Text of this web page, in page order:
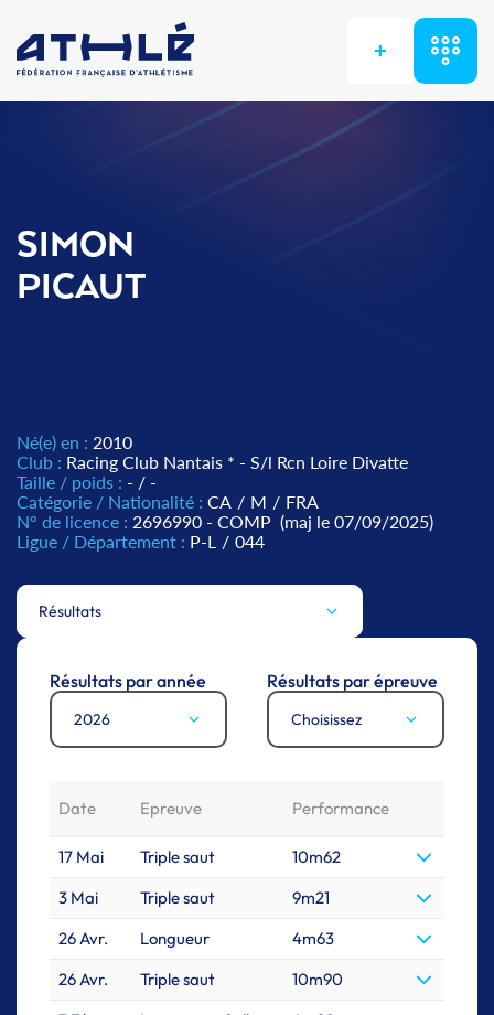
+
SIMON
PICAUT
Né(e) en : 2010
Club : Racing Club Nantais * - S/l Rcn Loire Divatte
Taille / poids : - / -
Catégorie / Nationalité : CA / M / FRA
N° de licence : 2696990 - COMP (maj le 07/09/2025)
Ligue / Département : P-L / 044
Résultats
Résultats par année
2026
Résultats par épreuve
Choisissez
Date Epreuve Performance
17 Mai Triple saut
10m62
3 Mai
Triple saut
9m21
26 Avr.
Longueur
4m63
26 Avr.
Triple saut
10m90